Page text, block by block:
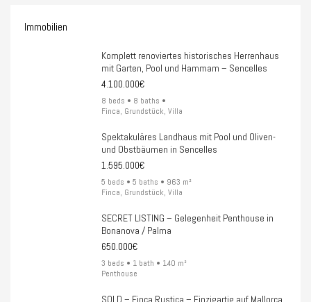
Immobilien
Komplett renoviertes historisches Herrenhaus
mit Garten, Pool und Hammam – Sencelles
4.100.000€
8 beds • 8 baths •
Finca, Grundstück, Villa
Spektakuläres Landhaus mit Pool und Oliven-
und Obstbäumen in Sencelles
1.595.000€
5 beds • 5 baths • 963 m²
Finca, Grundstück, Villa
SECRET LISTING – Gelegenheit Penthouse in
Bonanova / Palma
650.000€
3 beds • 1 bath • 140 m²
Penthouse
SOLD – Finca Rustica – Einzigartig auf Mallorca